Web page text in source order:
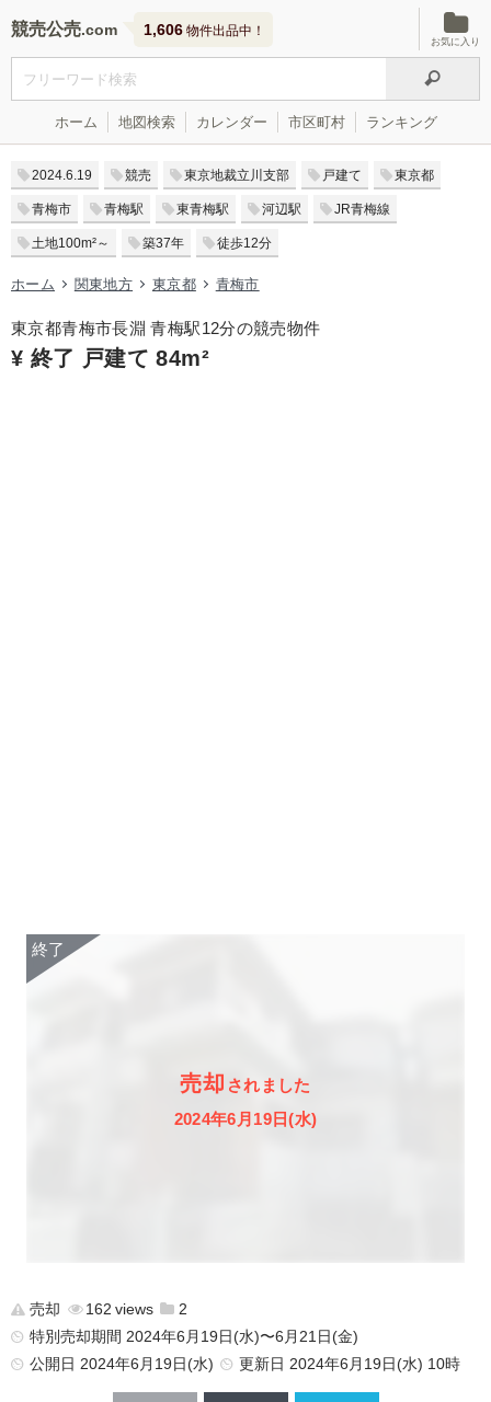
競売公売 1,606 物件出品中！
お気に入り
ホーム 地図検索 カレンダー 市区町村 ランキング
2024.6.19 競売 東京地裁立川支部 戸建て 東京都
青梅市 青梅駅 東青梅駅 河辺駅 JR青梅線
土地100m²～ 築37年 徒歩12分
ホーム 関東地方 東京都 青梅市
東京都青梅市長淵 青梅駅12分の競売物件
¥ 終了 戸建て 84m²
売却 されました
2024年6月19日(水)
売却 162
2
特別売却期間 2024年6月19日(水)〜6月21日(金)
公開日 2024年6月19日(水) 更新日 2024年6月19日(水) 10時